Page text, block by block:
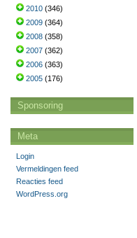
2010 (346)
2009 (364)
2008 (358)
2007 (362)
2006 (363)
2005 (176)
Sponsoring
Meta
Login
Vermeldingen feed
Reacties feed
WordPress.org